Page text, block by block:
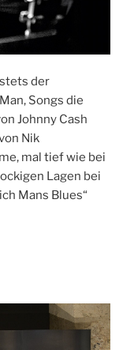
der
Songs die
Johnny Cash
Nik
mal tief wie bei
Lagen bei
Mans Blues“